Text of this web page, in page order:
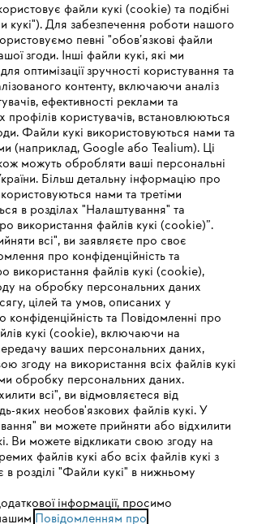
Зареєструватись зараз
#STIHL
STIHL
Вихідні дані Cookies
WIRD NICHT
den wir noch nicht unterstützen. Für
unserer Seite empfehlen wir Ihnen, zu
Browser zu wechseln:
файли кукі (cookie) та подібні
кукі"). Для забезпечення роботи нашого
певні "обов’язкові файли
згоди. Інші файли кукі, які ми
оптимізації зручності користування та
контенту, включаючи аналіз
ефективності реклами та
профілів користувачів, встановлюються
Файли кукі використовуються нами та
(наприклад, Google або Tealium). Ці
можуть обробляти ваші персональні
Більш детальну інформацію про
нами та третіми
в розділах "Налаштування" та
використання файлів кукі (cookie)”.
всі", ви заявляєте про своє
про конфіденційність та
використання файлів кукі (cookie),
на обробку персональних даних
цілей та умов, описаних у
конфіденційність та Повідомленні про
кукі (cookie), включаючи на
ваших персональних даних,
згоду на використання всіх файлів кукі
обробку персональних даних.
всі", ви відмовляєтеся від
яких необов'язкових файлів кукі. У
ви можете прийняти або відхилити
Ви можете відкликати свою згоду на
файлів кукі або всіх файлів кукі з
розділі "Файли кукі" в нижньому
інформації, просимо
Повідомленням про